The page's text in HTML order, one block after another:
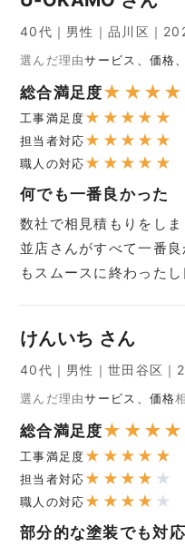
40代｜男性｜品川区｜
選んだ理由サービス、価格
総合満足度★ ★ ★ ★
工事満足度★ ★ ★ ★ ★
担当者対応★ ★ ★ ★ ★
職人の対応★ ★ ★ ★ ★
何でも一番良かった
数社で相見積もりをし
並店さんがすべて一番
もスムースに終わった
けんいち さん
40代｜男性｜世田谷区
選んだ理由サービス、価格
総合満足度★ ★ ★ ★
工事満足度★ ★ ★ ★ ★
担当者対応★ ★ ★ ★ ★
職人の対応★ ★ ★ ★ ★
部分的な塗装でも対